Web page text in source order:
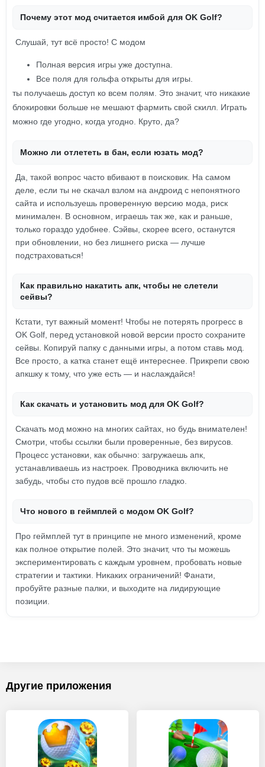
Почему этот мод считается имбой для OK Golf?
Слушай, тут всё просто! С модом
Полная версия игры уже доступна.
Все поля для гольфа открыты для игры.
ты получаешь доступ ко всем полям. Это значит, что никакие
блокировки больше не мешают фармить свой скилл. Играть
можно где угодно, когда угодно. Круто, да?
Можно ли отлететь в бан, если юзать мод?
Да, такой вопрос часто вбивают в поисковик. На самом
деле, если ты не скачал взлом на андроид с непонятного
сайта и используешь проверенную версию мода, риск
минимален. В основном, играешь так же, как и раньше,
только гораздо удобнее. Сэйвы, скорее всего, останутся
при обновлении, но без лишнего риска — лучше
подстраховаться!
Как правильно накатить апк, чтобы не слетели
сейвы?
Кстати, тут важный момент! Чтобы не потерять прогресс в
OK Golf, перед установкой новой версии просто сохраните
сейвы. Копируй папку с данными игры, а потом ставь мод.
Все просто, а катка станет ещё интереснее. Прикрепи свою
апкшку к тому, что уже есть — и наслаждайся!
Как скачать и установить мод для OK Golf?
Скачать мод можно на многих сайтах, но будь внимателен!
Смотри, чтобы ссылки были проверенные, без вирусов.
Процесс установки, как обычно: загружаешь апк,
устанавливаешь из настроек. Проводника включить не
забудь, чтобы сто пудов всё прошло гладко.
Что нового в геймплей с модом OK Golf?
Про геймплей тут в принципе не много изменений, кроме
как полное открытие полей. Это значит, что ты можешь
экспериментировать с каждым уровнем, пробовать новые
стратегии и тактики. Никаких ограничений! Фанати,
пробуйте разные палки, и выходите на лидирующие
позиции.
Другие приложения